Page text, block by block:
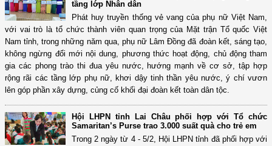
tầng lớp Nhân dân
Phát huy truyền thống vẻ vang của phụ nữ Việt Nam,
với vai trò là tổ chức thành viên quan trọng của Mặt trận Tổ quốc Việt
Nam tỉnh, trong những năm qua, phụ nữ Lâm Đồng đã đoàn kết, sáng tạo,
không ngừng đổi mới nội dung, phương thức hoạt động, chủ động tham
gia các phong trào thi đua yêu nước, hướng mạnh về cơ sở, tập hợp
rộng rãi các tầng lớp phụ nữ, khơi dậy tinh thần yêu nước, ý chí vươn
lên góp phần xây dựng, củng cố khối đại đoàn kết toàn dân tộc.
Hội LHPN tỉnh Lai Châu phối hợp với Tổ chức
Samaritan’s Purse trao 3.000 suất quà cho trẻ em
Trong 2 ngày từ 4 - 5/2, Hội LHPN tỉnh đã phối hợp với